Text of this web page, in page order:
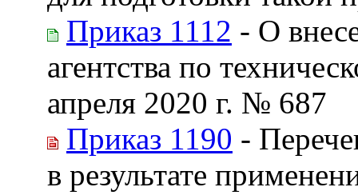
Приказ 1112 - О
агентства по
апреля 2020 г. № 687
Приказ 1190 -
в результате